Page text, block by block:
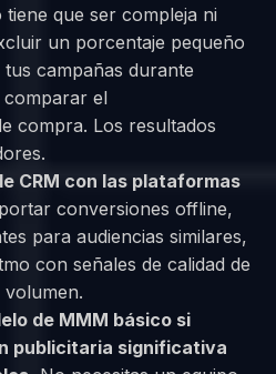
tiene que ser compleja ni
un porcentaje pequeño
campañas durante
comparar el
compra. Los resultados
CRM con las plataformas
conversiones offline,
para audiencias similares,
con señales de calidad de
de MMM básico si
publicitaria significativa